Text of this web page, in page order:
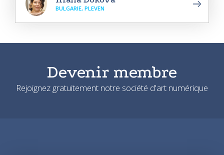
BULGARIE, PLEVEN
Devenir membre
Rejoignez gratuitement notre société d'art numérique